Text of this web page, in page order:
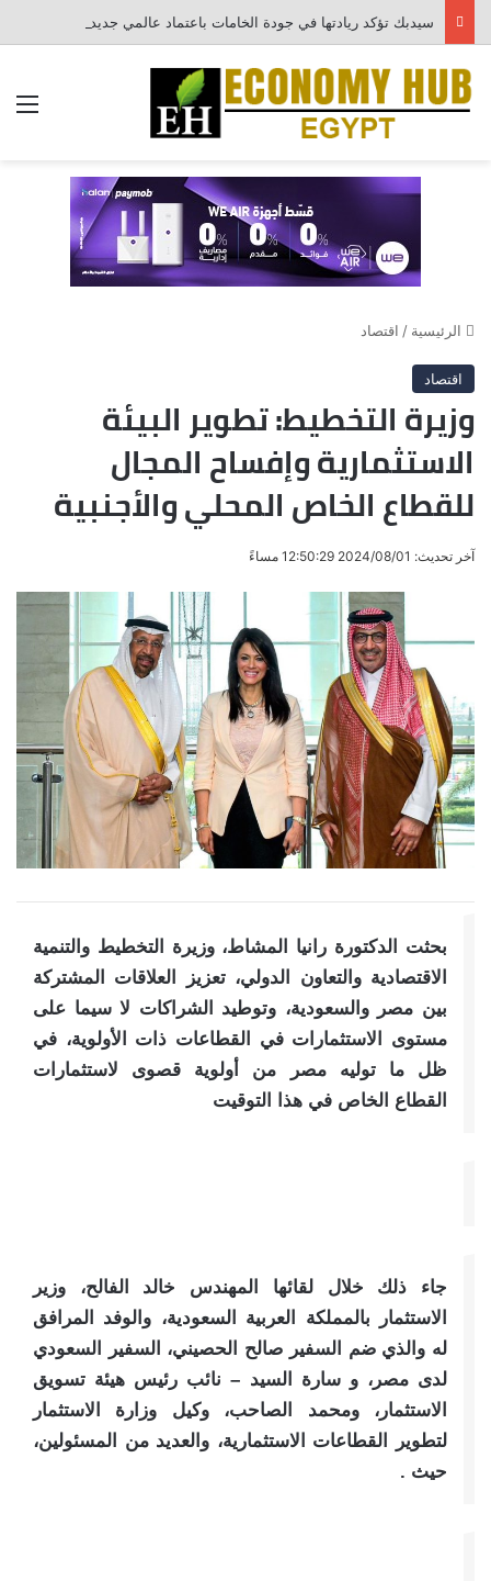
سيدبك تؤكد ريادتها في جودة الخامات باعتماد عالمي جديد
الرئيسية / اقتصاد
اقتصاد
وزيرة التخطيط: تطوير البيئة
الاستثمارية وإفساح المجال
للقطاع الخاص المحلي والأجنبية
آخر تحديث: 2024/08/01 12:50:29 مساءً
بحثت الدكتورة رانيا المشاط، وزيرة التخطيط والتنمية
الاقتصادية والتعاون الدولي، تعزيز العلاقات المشتركة
بين مصر والسعودية، وتوطيد الشراكات لا سيما على
مستوى الاستثمارات في القطاعات ذات الأولوية، في
ظل ما توليه مصر من أولوية قصوى لاستثمارات
القطاع الخاص في هذا التوقيت
جاء ذلك خلال لقائها المهندس خالد الفالح، وزير
الاستثمار بالمملكة العربية السعودية، والوفد المرافق
له والذي ضم السفير صالح الحصيني، السفير السعودي
لدى مصر، و سارة السيد – نائب رئيس هيئة تسويق
الاستثمار، ومحمد الصاحب، وكيل وزارة الاستثمار
لتطوير القطاعات الاستثمارية، والعديد من المسئولين،
حيث .